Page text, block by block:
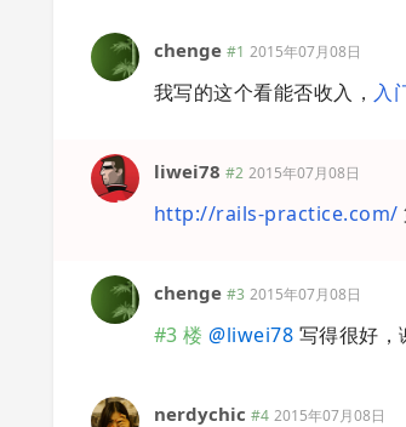
chenge #1 2015年07月08日
我写的这个看能否收入， 入
liwei78 #2 2015年07月08日
http://rails-practice.com/
chenge #3 2015年07月08日
#3 楼 @liwei78 写得很好，
nerdychic #4 2015年07月08日